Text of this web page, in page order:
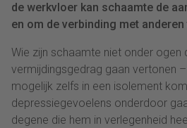
de werkvloer kan schaamte de
en om de verbinding met anderen
Wie zijn schaamte niet onder ogen
vermijdingsgedrag gaan vertonen
mogelijk zelfs in een isolement
depressiegevoelens onderdoor
degene die hem in verlegenheid